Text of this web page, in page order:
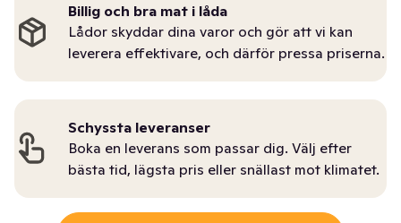
Billig och bra mat i låda
Lådor skyddar dina varor och gör att vi kan
leverera effektivare, och därför pressa priserna.
Schyssta leveranser
Boka en leverans som passar dig. Välj efter
bästa tid, lägsta pris eller snällast mot klimatet.